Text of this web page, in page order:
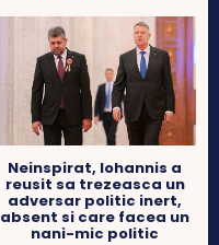
Neinspirat, Iohannis a
reusit sa trezeasca un
adversar politic inert,
absent si care facea un
nani-mic politic